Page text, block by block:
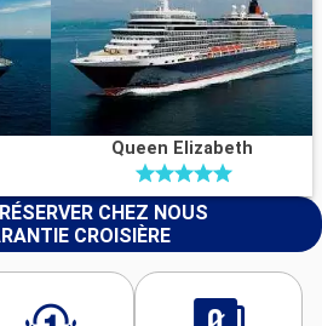
Queen Elizabeth
CHEZ NOUS
CROISIÈRE